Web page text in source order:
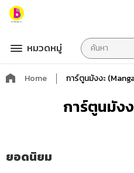
หมวดหมู่
Home การ์ตูนมังงะ
การ์ตูนมัง
ยอดนิยม